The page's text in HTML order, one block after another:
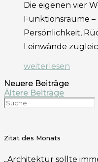
Die eigenen vier
Funktionsräume –
Persönlichkeit,
Leinwände
weiterlesen
Neuere Beiträge
Ältere Beiträge
Zitat des Monats
„Architektur sollte